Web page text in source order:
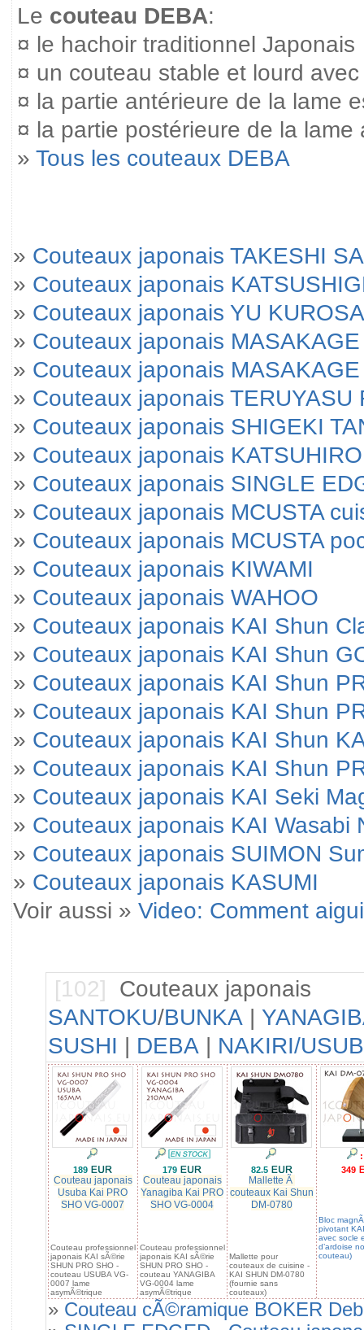
Le couteau DEBA:
¤ le hachoir traditionnel Japonais
¤ un couteau stable et lourd
¤ la partie antérieure de la lame
¤ la partie postérieure de la
» Tous les couteaux DEBA
» Couteaux japonais TAKESHI
» Couteaux japonais
» Couteaux japonais YU
» Couteaux japonais
» Couteaux japonais
» Couteaux japonais TERUYASU
» Couteaux japonais SHIGEKI
» Couteaux japonais
» Couteaux japonais SINGLE
» Couteaux japonais MCUSTA
» Couteaux japonais MCUSTA
» Couteaux japonais KIWAMI
» Couteaux japonais WAHOO
» Couteaux japonais KAI Shun
» Couteaux japonais KAI Shun
» Couteaux japonais KAI Shun
» Couteaux japonais KAI Shun
» Couteaux japonais KAI Shun
» Couteaux japonais KAI Shun
» Couteaux japonais KAI Seki
» Couteaux japonais KAI Wasabi
» Couteaux japonais SUIMON
» Couteaux japonais KASUMI
Voir aussi » Video: Comment
[102] Couteaux japonais
SANTOKU/BUNKA |
SUSHI | DEBA | NAKIRI/
189
Couteau japonais
Usuba Kai PRO
SHO VG-0007
Couteau professionnel
japonais KAI sÃ©rie
SHUN PRO SHO -
couteau USUBA VG-
0007 lame
asymÃ©trique
179
Couteau japonais
Yanagiba Kai PRO
SHO VG-0004
Couteau professionnel
japonais KAI sÃ©rie
SHUN PRO SHO -
couteau YANAGIBA
VG-0004 lame
asymÃ©trique
82.5
Mallette Ã
couteaux Kai Shun
DM-0780
Mallette pour
couteaux de cuisine -
KAI SHUN DM-0780
(fournie sans
couteaux)
349
Bloc
pivotant
avec socle
d’ardoise
couteau)
» Couteau cÃ©ramique BOKER